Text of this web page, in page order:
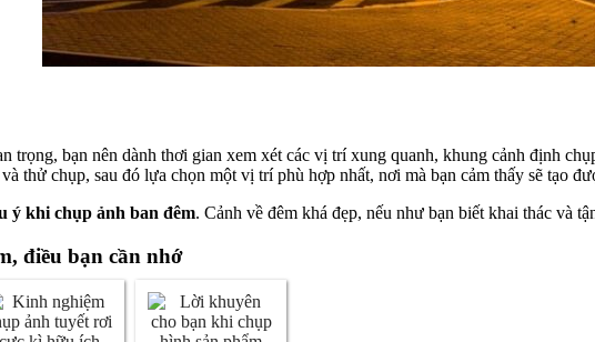
trọng, bạn nên dành thơi gian xem xét các vị trí xung quanh, khung cảnh định
thử chụp, sau đó lựa chọn một vị trí phù hợp nhất, nơi mà bạn cảm thấy sẽ tạo
ý khi chụp ảnh ban đêm. Cảnh về đêm khá đẹp, nếu như bạn biết khai thác và
điều bạn cần nhớ